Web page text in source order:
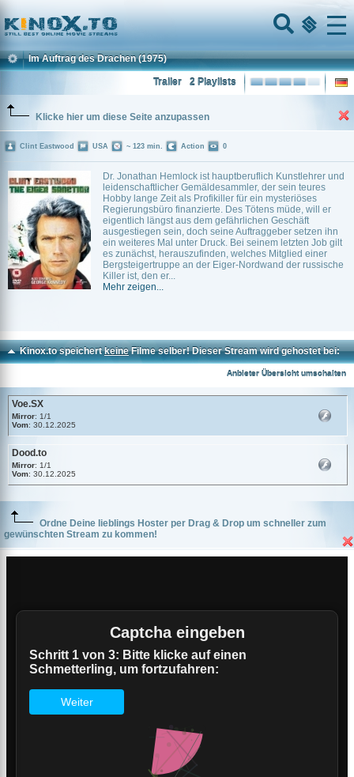
Home
Menu
Im Auftrag des Drachen (1975)
2 Playlists
Trailer
Klicke hier um diese Seite anzupassen
Dr. Jonathan Hemlock ist hauptberuflich Kunstlehrer und
leidenschaftlicher Gemäldesammler, der sein teures
Hobby lange Zeit als Profikiller für ein mysteriöses
Regierungsbüro finanzierte. Des Tötens müde, will er
eigentlich längst aus dem gefährlichen Geschäft
ausgestiegen sein, doch seine Auftraggeber setzen ihn
ein weiteres Mal unter Druck. Bei seinem letzten Job gilt
es zunächst, herauszufinden, welches Mitglied einer
Bergsteigertruppe an der Eiger-Nordwand der russische
Killer ist, den er...
Mehr zeigen...
Clint Eastwood USA ~ 123 min. Action 0
Kinox.to speichertkeineFilme selber! Dieser Stream wird gehostet bei:
Anbieter Übersicht umschalten
Voe.SX
Mirror: 1/1
Vom: 30.12.2025
Dood.to
Mirror: 1/1
Vom: 30.12.2025
Ordne Deine lieblings Hoster per Drag & Drop um schneller zum
gewünschten Stream zu kommen!